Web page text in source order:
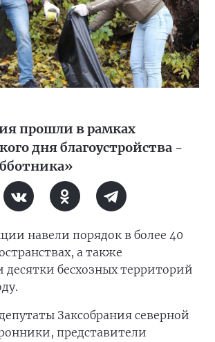
прошли в рамках
дня благоустройства -
навели порядок в более 40
а также
десятки бесхозных территорий
Заксобрания северной
представители